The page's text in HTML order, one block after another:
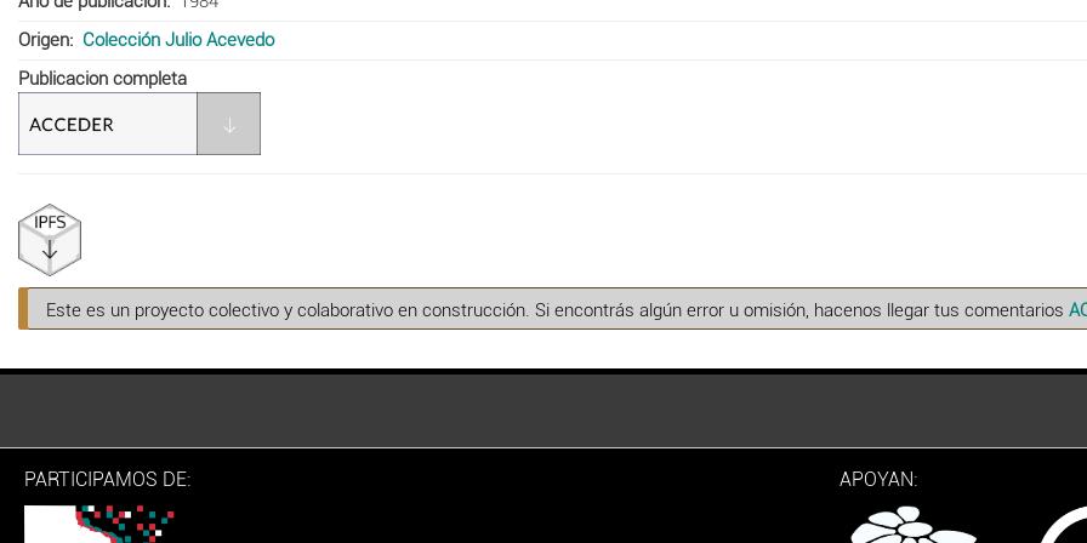
Origen
Colección Julio Acevedo
Publicacion completa
Este es un proyecto colectivo y colaborativo en construcción. Si encontrás algún error u omisión, hacenos llegar tus comentarios
PARTICIPAMOS DE: APOYAN: